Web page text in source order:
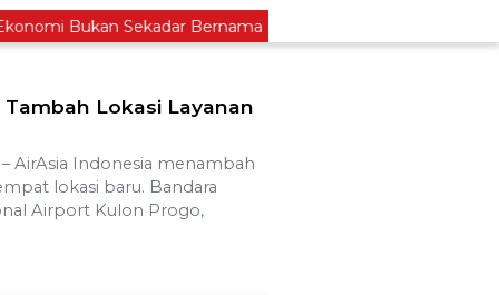
Bukan Sekadar Bernama Koperasi
Lokasi Layanan
AirAsia Indonesia menambah
lokasi baru. Bandara
Airport Kulon Progo,